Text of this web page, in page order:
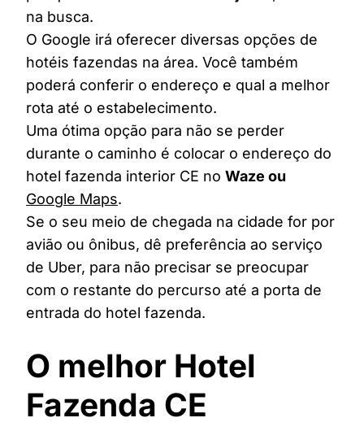
na busca.
O Google irá oferecer diversas opções de
hotéis fazendas na área. Você também
poderá conferir o endereço e qual a melhor
rota até o estabelecimento.
Uma ótima opção para não se perder
durante o caminho é colocar o endereço do
hotel fazenda interior CE no Waze ou
Google Maps.
Se o seu meio de chegada na cidade for por
avião ou ônibus, dê preferência ao serviço
de Uber, para não precisar se preocupar
com o restante do percurso até a porta de
entrada do hotel fazenda.
O melhor Hotel
Fazenda CE